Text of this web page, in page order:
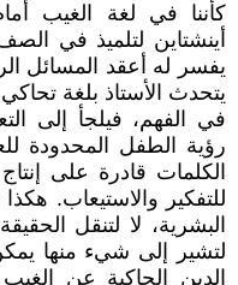
كأننا في لغة الغيب
أينشتاين لتلميذ في
يفسر له أعقد المسائل
يتحدث الأستاذ بلغة
في الفهم، فيلجأ إلى
رؤية الطفل المحدودة
الكلمات قادرة على
للتفكير والاستيعاب.
البشرية، لا لتنقل
لتشير إلى شيء منها
الدين الحاكية عن